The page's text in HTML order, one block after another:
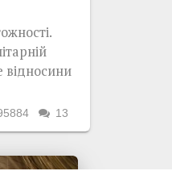
відносини
13